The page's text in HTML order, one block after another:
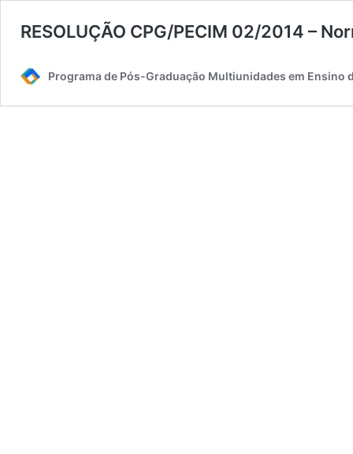
RESOLUÇÃO CPG/PECIM 02/2014 –
Programa de Pós-Graduação Multiunidades em Ensino